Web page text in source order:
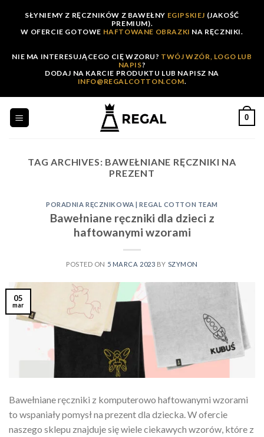
content
SŁYNIEMY Z RĘCZNIKÓW Z BAWEŁNY EGIPSKIEJ (JAKOŚĆ
PREMIUM).
W OFERCIE GOTOWE HAFTOWANE OBRAZKI NA RĘCZNIKI.
NIE MA INTERESUJĄCEGO CIĘ WZORU? TWÓJ WZÓR, LOGO LUB
NAPIS?
DODAJ NA KARCIE PRODUKTU LUB NAPISZ NA
INFO@REGALCOTTON.COM.
0
TAG ARCHIVES: BAWEŁNIANE RĘCZNIKI NA
PREZENT
PORADNIA RĘCZNIKOWA | REGAL COTTON TEAM
Bawełniane ręczniki dla dzieci z
haftowanymi wzorami
POSTED ON 5 MARCA 2023 BY SZYMON
05
mar
Bawełniane ręczniki z komputerowo haftowanymi wzorami
to wspaniały pomysł na prezent dla dziecka. W ofercie
naszego sklepu znajduje się wiele ciekawych wzorów, które z